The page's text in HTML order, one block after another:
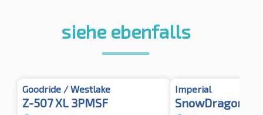
siehe ebenfalls
Goodride / Westlake
Z-507 XL 3PMSF
Imperial
SnowDragon